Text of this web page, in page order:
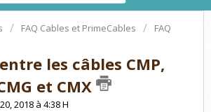
FAQ Cables et PrimeCables
FAQ
les câbles CMP,
et CMX
2018 à 4:38 H